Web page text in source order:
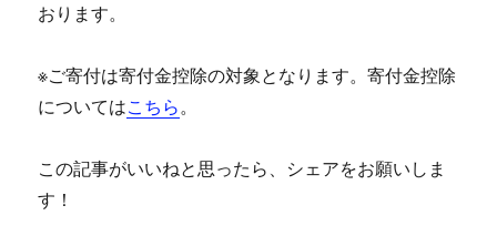
おります。
※ご寄付は寄付金控除の対象となります。寄付金控除
についてはこちら 。
この記事がいいねと思ったら、シェアをお願いしま
す！